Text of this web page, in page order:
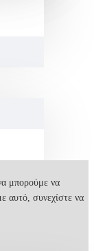
μπορούμε να
αυτό, συνεχίστε να